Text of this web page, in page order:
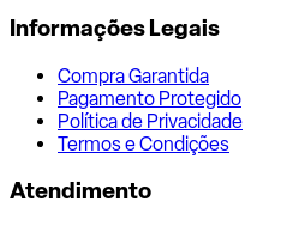
Informações Legais
Compra Garantida
Pagamento Protegido
Política de Privacidade
Termos e Condições
Atendimento